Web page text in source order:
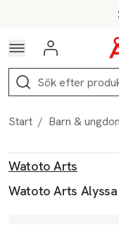
Hoppa till För
Logga in
Sök
Start / Barn &
Watoto Arts
Watoto Arts